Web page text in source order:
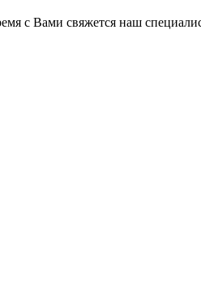
с Вами свяжется наш